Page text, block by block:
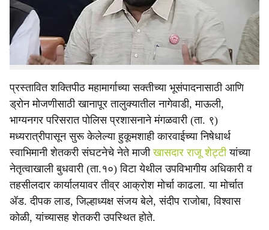
e
भगिनींवर हात टाकणाऱ्या अधिकाऱ्यांनी व सरकारने लक्षात ठेवावे,
आमच्या रक्ताचा शेवटचा थेंब असेपर्यंत आम्ही गरजेचा नसलेला
शक्तिपीठ महामार्ग होऊ देणार नाही,’’ असा इशारा स्वाभिमानी
शेतकरी संघटनेचे नेते माजी खासदार राजू शेट्टी यांनी दिला.
प्रस्तावित शक्तिपीठ महामार्गाच्या सक्तीच्या भूसंपादनासाठी आणि
ड्रोन मोजणीसाठी खानापूर तालुक्यातील नागेवाडी, माऊली,
भाग्यनगर परिसरात पोलिस प्रशासनाने मंगळवारी (ता. ९)
मध्यरात्रीपासून सुरू केलेल्या हुकूमशाही कारवाईच्या निषेधार्थ
स्वाभिमानी शेतकरी संघटनेचे नेते माजीखासदार राजू शेट्टीयांच्या
नेतृत्वाखाली बुधवारी (ता.१०) विटा येथील उपविभागीय अधिकारी व
तहसीलदार कार्यालयावर तीव्र आक्रोश मोर्चा काढला. या मोर्चात
ॲड. दीपक लाड, जिल्हाध्यक्ष संजय बेले, संदीप राजोबा, विश्वास
कोळी, यांच्यासह शेतकरी उपस्थित होते.